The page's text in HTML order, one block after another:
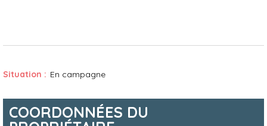
Situation : En campagne
COORDONNÉES DU